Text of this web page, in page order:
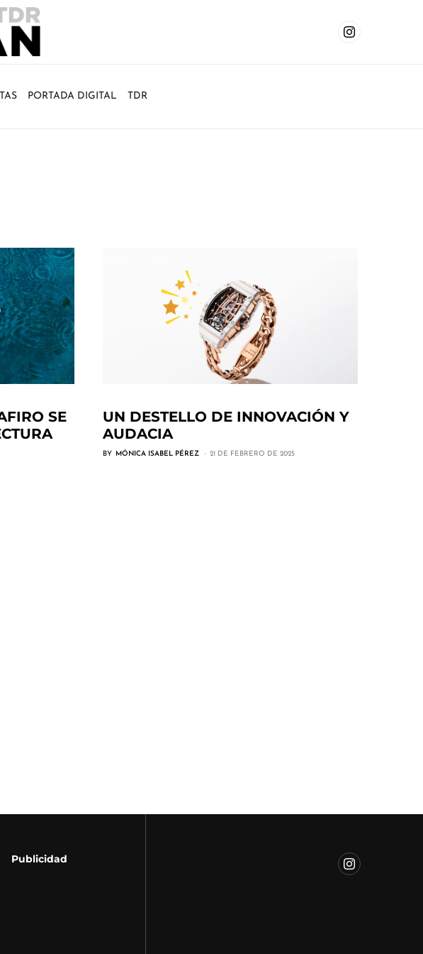
PORTADA DIGITAL TDR
SE
UN DESTELLO DE INNOVACIÓN Y
AUDACIA
BY MÓNICA ISABEL PÉREZ 21 DE FEBRERO DE 2025
Publicidad